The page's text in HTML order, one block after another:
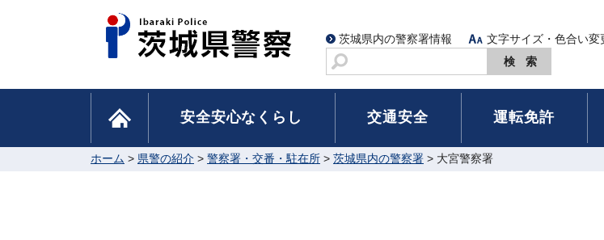
茨城県内の警察署情報 文字サイズ・色合い変
サ
索
home 安全安心なくらし 交通安全 運転免許
ホーム > 県警の紹介 > 警察署・交番・駐在所 > 茨城県内の警察署 > 大宮警察署